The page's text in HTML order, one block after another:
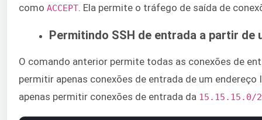
como ​ ACCEPT​. Ela permite o tráfego de saída de
Permitindo SSH de entrada a partir de
O comando anterior permite todas as conexões de
permitir apenas conexões de entrada de um
apenas permitir conexões de entrada da ​ 15.15.15.0/